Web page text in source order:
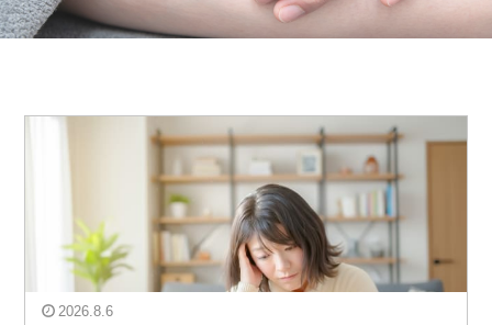
2026.8.6